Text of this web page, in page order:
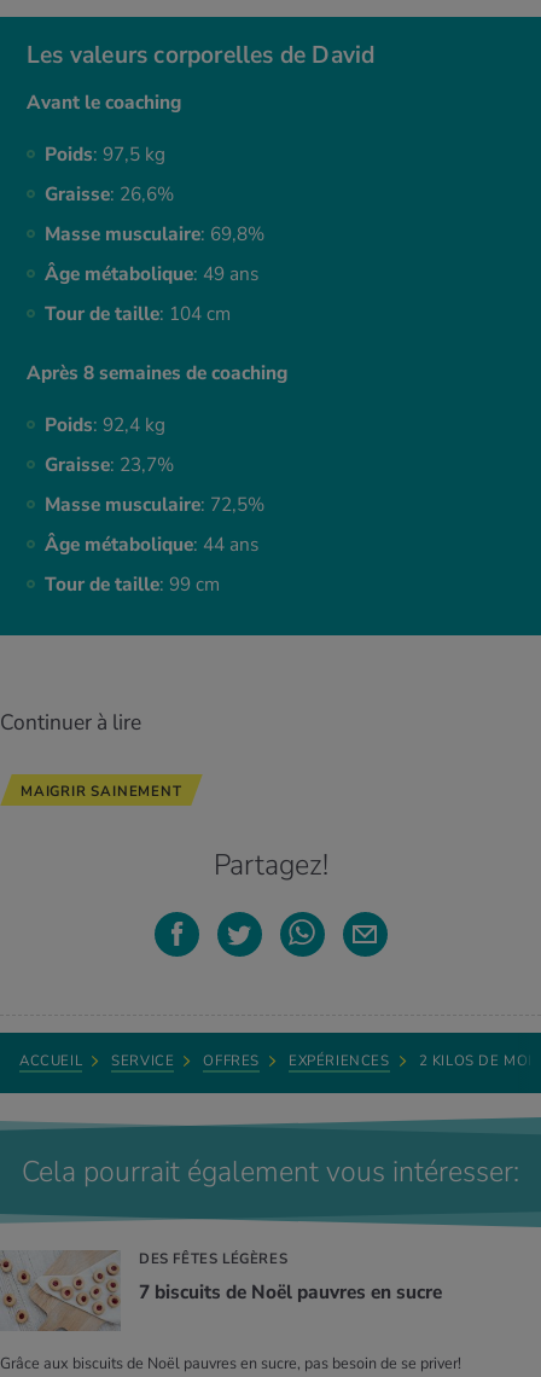
Les valeurs corporelles de David
Avant le coaching
Poids: 97,5 kg
Graisse: 26,6%
Masse musculaire: 69,8%
Âge métabolique: 49 ans
Tour de taille: 104 cm
Après 8 semaines de coaching
Poids: 92,4 kg
Graisse: 23,7%
Masse musculaire: 72,5%
Âge métabolique: 44 ans
Tour de taille: 99 cm
Continuer à lire
MAIGRIR SAINEMENT
Partagez!
ACCUEIL SERVICE OFFRES EXPÉRIENCES 2 KILOS DE
Cela pourrait également vous intéresser:
DES FÊTES LÉGÈRES
7 biscuits de Noël pauvres en sucre
Grâce aux biscuits de Noël pauvres en sucre, pas besoin de se priver!